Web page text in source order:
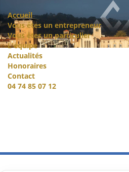
Accueil
Vous êtes un entrepreneur
Vous êtes un particulier
L'équipe
Actualités
Honoraires
Contact
04 74 85 07 12